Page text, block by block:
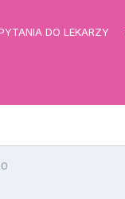
DO LEKARZY